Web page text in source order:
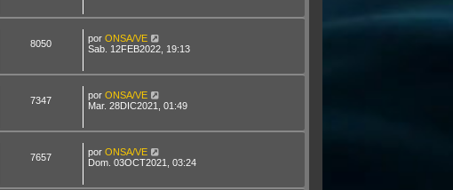
8050 por ONSA/VE
Sab. 12FEB2022, 19:13
7347 por ONSA/VE
Mar. 28DIC2021, 01:49
7657 por ONSA/VE
Dom. 03OCT2021, 03:24